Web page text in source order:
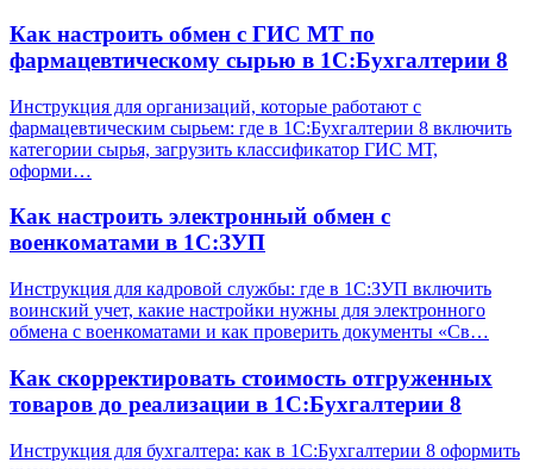
Как настроить обмен с ГИС МТ по
фармацевтическому сырью в 1С:Бухгалтерии 8
Инструкция для организаций, которые работают с
фармацевтическим сырьем: где в 1С:Бухгалтерии 8 включить
категории сырья, загрузить классификатор ГИС МТ,
оформи…
Как настроить электронный обмен с
военкоматами в 1С:ЗУП
Инструкция для кадровой службы: где в 1С:ЗУП включить
воинский учет, какие настройки нужны для электронного
обмена с военкоматами и как проверить документы «Св…
Как скорректировать стоимость отгруженных
товаров до реализации в 1С:Бухгалтерии 8
Инструкция для бухгалтера: как в 1С:Бухгалтерии 8 оформить